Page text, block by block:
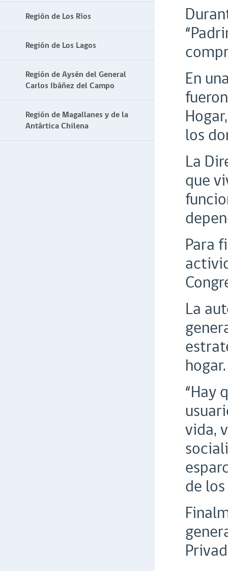
Región de Los Ríos
Región de Los Lagos
Región de Aysén del General
Carlos Ibáñez del Campo
Región de Magallanes y de la
Antártica Chilena
En
los
La
que
Para
La
hogar.
“Hay
vida,
de